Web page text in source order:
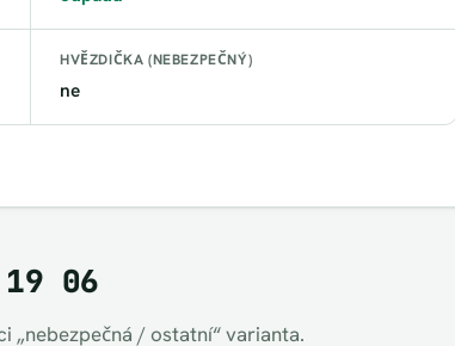
HVĚZDIČKA (NEBEZPEČNÝ)
ne
19 06
/ ostatní“ varianta.